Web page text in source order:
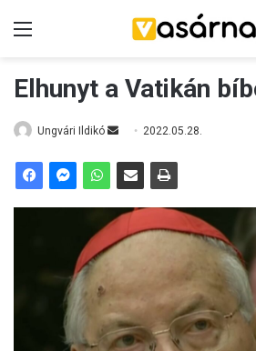
Elhunyt a Vatikán
Ungvári Ildikó
n
a
n
m
i
2022.05.28.